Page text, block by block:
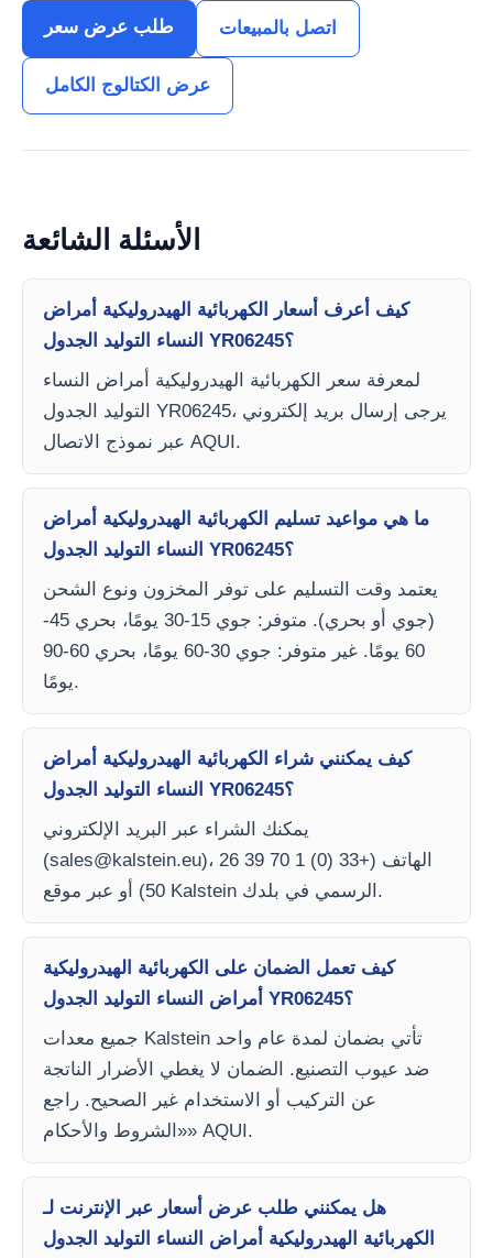
طلب عرض سعر اتصل بالمبيعات
عرض الكتالوج الكامل
الأسئلة الشائعة
كيف أعرف أسعار الكهربائية الهيدروليكية أمراض
النساء التوليد الجدول YR06245؟
لمعرفة سعر الكهربائية الهيدروليكية أمراض النساء
التوليد الجدول YR06245، يرجى إرسال بريد إلكتروني
عبر نموذج الاتصال AQUI.
ما هي مواعيد تسليم الكهربائية الهيدروليكية أمراض
النساء التوليد الجدول YR06245؟
يعتمد وقت التسليم على توفر المخزون ونوع الشحن
(جوي أو بحري). متوفر: جوي 15-30 يومًا، بحري 45-
60 يومًا. غير متوفر: جوي 30-60 يومًا، بحري 60-90
يومًا.
كيف يمكنني شراء الكهربائية الهيدروليكية أمراض
النساء التوليد الجدول YR06245؟
يمكنك الشراء عبر البريد الإلكتروني
(sales@kalstein.eu)، الهاتف (+33 (0) 1 70 39 26
50) أو عبر موقع Kalstein الرسمي في بلدك.
كيف تعمل الضمان على الكهربائية الهيدروليكية
أمراض النساء التوليد الجدول YR06245؟
جميع معدات Kalstein تأتي بضمان لمدة عام واحد
ضد عيوب التصنيع. الضمان لا يغطي الأضرار الناتجة
عن التركيب أو الاستخدام غير الصحيح. راجع
«الشروط والأحكام» AQUI.
هل يمكنني طلب عرض أسعار عبر الإنترنت لـ
الكهربائية الهيدروليكية أمراض النساء التوليد الجدول